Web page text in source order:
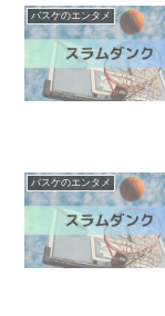
バスケのエンタメ
バスケのエンタメ